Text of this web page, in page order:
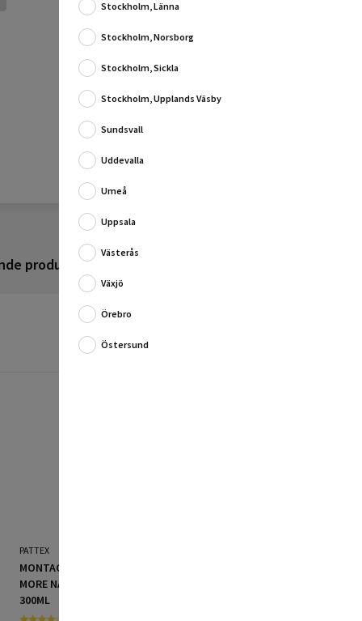
produkter
PATTEX
MONTAGELIM PATTEX NO
MORE NAILS PATRON
300ML
Stockholm, Länna
Stockholm, Norsborg
Stockholm, Sickla
Stockholm, Upplands Väsby
Sundsvall
Uddevalla
Umeå
Uppsala
Västerås
Växjö
Örebro
Östersund